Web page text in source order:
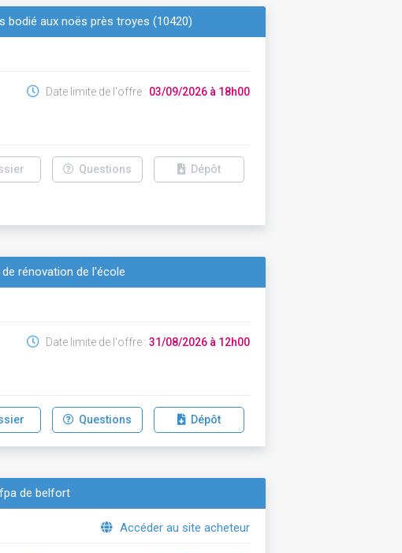
bodié aux noës près troyes (10420)
Date limite de l'offre : 03/09/2026 à 18h00
Questions Dépôt
rénovation de l'école
Date limite de l'offre : 31/08/2026 à 12h00
Questions Dépôt
de belfort
Accéder au site acheteur